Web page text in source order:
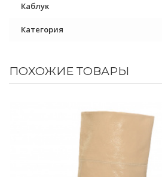
Каблук
Категория
ПОХОЖИЕ ТОВАРЫ